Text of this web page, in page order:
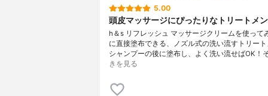
5.00
頭皮マッサージにぴったりなトリートメ
h＆s リフレッシュ マッサージクリームを使って
に直接塗布できる、ノズル式の洗い流すトリー
シャンプーの後に塗布し、よく洗い流せばOK！
きを見る